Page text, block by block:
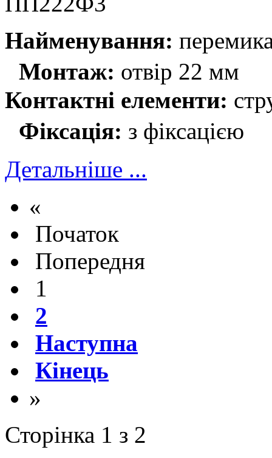
Найменування:
Монтаж: отвір 22 мм
Контактні елементи:
Фіксація: з фіксацією
Детальніше ...
«
Початок
Попередня
1
2
Наступна
Кінець
»
Сторінка 1 з 2